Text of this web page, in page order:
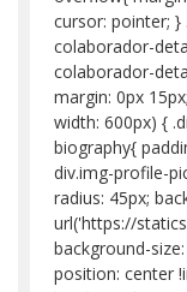
cursor: pointer; }
colaborador-
colaborador-
margin: 0px
width: 600px) {
biography{
div.img-profile-
radius: 45px;
url('https://
background-
position: center